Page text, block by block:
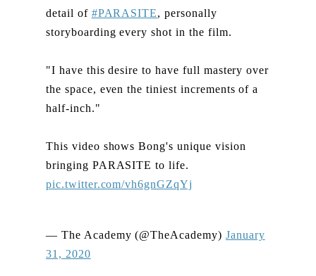
detail of #PARASITE, personally
storyboarding every shot in the film.
"I have this desire to have full mastery over
the space, even the tiniest increments of a
half-inch."
This video shows Bong's unique vision
bringing PARASITE to life.
pic.twitter.com/vh6gnGZqYj
— The Academy (@TheAcademy) January
31, 2020